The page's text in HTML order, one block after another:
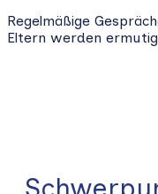
Regelmäßige
Eltern werden